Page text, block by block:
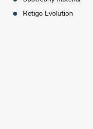
Retigo Evolution